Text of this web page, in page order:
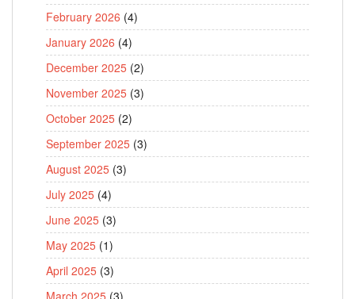
February 2026 (4)
January 2026 (4)
December 2025 (2)
November 2025 (3)
October 2025 (2)
September 2025 (3)
August 2025 (3)
July 2025 (4)
June 2025 (3)
May 2025 (1)
April 2025 (3)
March 2025 (3)